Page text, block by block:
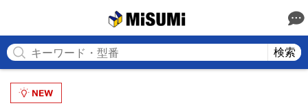
検索